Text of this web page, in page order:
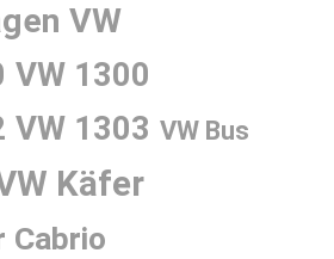
VW
VW 1300
VW 1303 VW Bus
Käfer
Cabrio